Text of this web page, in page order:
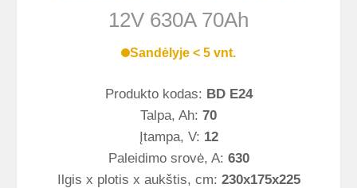
12V 630A 70Ah
Sandėlyje < 5 vnt.
Produkto kodas: BD E24
Talpa, Ah: 70
Įtampa, V: 12
Paleidimo srovė, A: 630
Ilgis x plotis x aukštis, cm: 230x175x225